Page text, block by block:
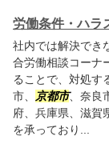
労働条件・ハラ
社内では解決でき
合労働相談コーナ
ることで、対処す
市、
京都市、奈良
府、兵庫県、滋賀
を承っており...